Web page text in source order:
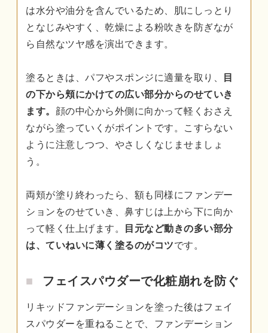
は水分や油分を含んでいるため、肌にしっとり
となじみやすく、乾燥による粉吹きを防ぎなが
ら自然なツヤ感を演出できます。
塗るときは、パフやスポンジに適量を取り、
目
の下から頬にかけての広い部分からのせていき
ます。 顔の中心から外側に向かって軽くおさえ
ながら塗っていくがポイントです。こすらない
ように注意しつつ、やさしくなじませましょ
う。
両頬が塗り終わったら、額も同様にファンデー
ションをのせていき、鼻すじは上から下に向か
って軽く仕上げます。
目元など動きの多い部分
は、ていねいに薄く塗るのがコツです。
フェイスパウダーで化粧崩れを防ぐ
リキッドファンデーションを塗った後はフェイ
スパウダーを重ねることで、ファンデーション